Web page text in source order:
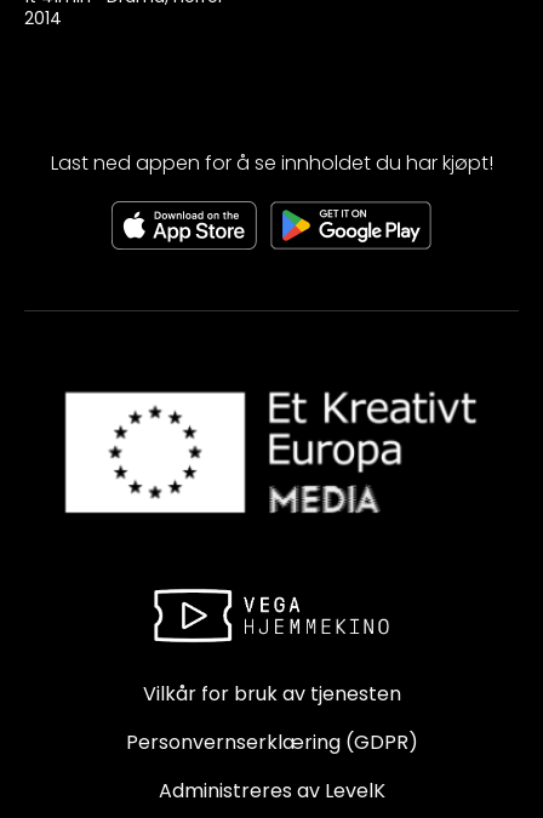
2014
Last ned appen for å se innholdet du har kjøpt!
Vilkår for bruk av tjenesten
Personvernserklæring (GDPR)
Administreres av LevelK